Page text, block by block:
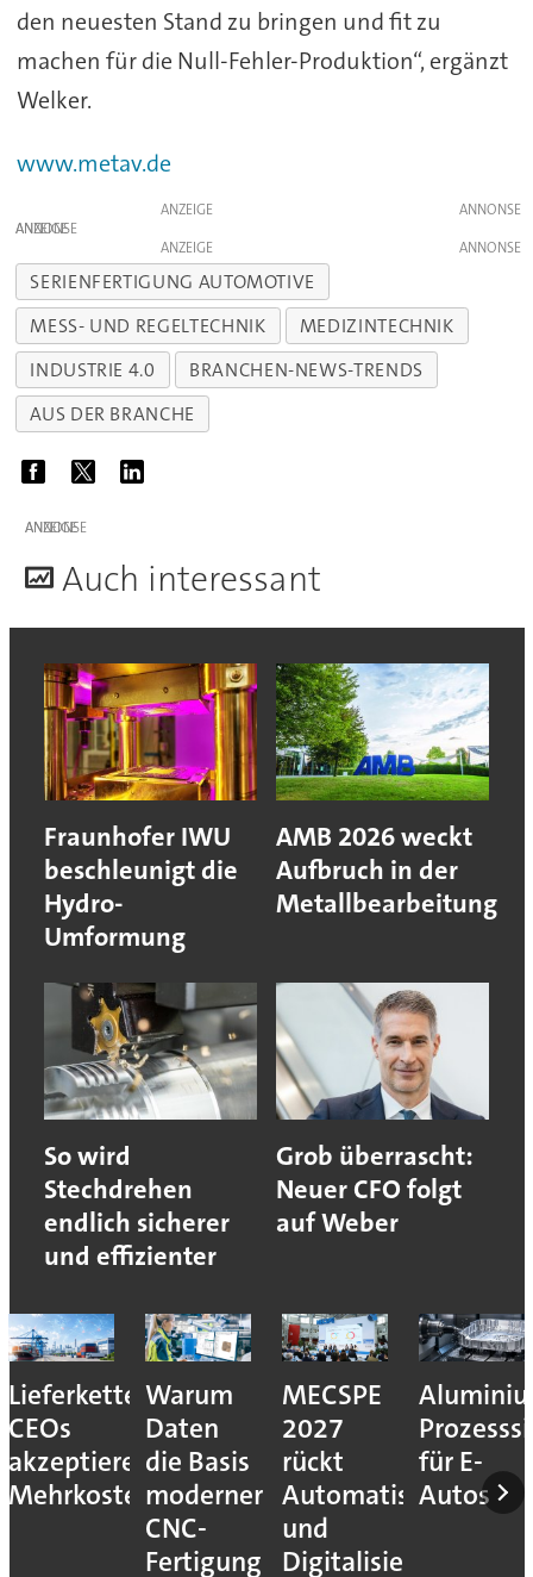
den neuesten Stand zu bringen und fit zu
machen für die Null-Fehler-Produktion“, ergänzt
Welker.
www.metav.de
ANZEIGE
ANZEIGE
ANZEIGE
SERIENFERTIGUNG AUTOMOTIVE
MESS- UND REGELTECHNIK
MEDIZINTECHNIK
INDUSTRIE 4.0
BRANCHEN-NEWS-TRENDS
AUS DER BRANCHE
ANZEIGE
Auch interessant
Fraunhofer IWU
beschleunigt die
Hydro-
Umformung
AMB 2026 weckt
Aufbruch in der
Metallbearbeitung
So wird
Stechdrehen
endlich sicherer
und effizienter
Grob überrascht:
Neuer CFO folgt
auf Weber
Lieferkettenresilienz:
CEOs
akzeptieren
Mehrkosten
Warum
Daten
die Basis
moderner
CNC-
Fertigung
MECSPE
2027
rückt
Automatisierung
und
Digitalisierung
für E-
Autos